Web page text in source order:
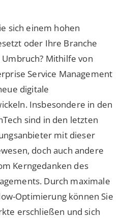
sich einem hohen
oder Ihre Branche
Mithilfe von
Service Management
digitale
Insbesondere in den
sind in den letzten
mit dieser
doch auch andere
Kerngedanken des
Durch maximale
Optimierung können Sie
erschließen und sich